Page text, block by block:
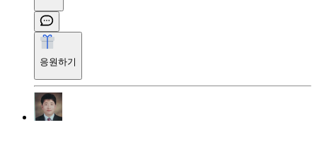
응원하기